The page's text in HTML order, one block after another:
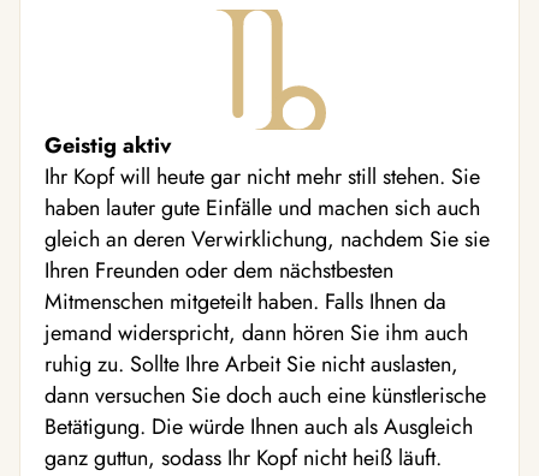
Geistig aktiv
Ihr Kopf will heute gar nicht mehr still stehen. Sie
haben lauter gute Einfälle und machen sich auch
gleich an deren Verwirklichung, nachdem Sie sie
Ihren Freunden oder dem nächstbesten
Mitmenschen mitgeteilt haben. Falls Ihnen da
jemand widerspricht, dann hören Sie ihm auch
ruhig zu. Sollte Ihre Arbeit Sie nicht auslasten,
dann versuchen Sie doch auch eine künstlerische
Betätigung. Die würde Ihnen auch als Ausgleich
ganz guttun, sodass Ihr Kopf nicht heiß läuft.